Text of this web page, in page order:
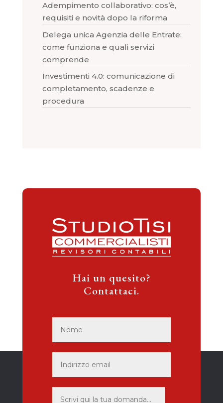
Adempimento collaborativo: cos’è,
requisiti e novità dopo la riforma
Delega unica Agenzia delle Entrate:
come funziona e quali servizi
comprende
Investimenti 4.0: comunicazione di
completamento, scadenze e
procedura
Hai un quesito?
Contattaci.